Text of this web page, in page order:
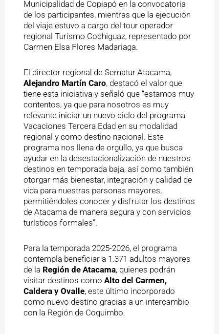
Municipalidad de Copiapó en la convocatoria
de los participantes, mientras que la ejecución
del viaje estuvo a cargo del tour operador
regional Turismo Cochiguaz, representado por
Carmen Elsa Flores Madariaga.
El director regional de Sernatur Atacama,
Alejandro Martín Caro, destacó el valor que
tiene esta iniciativa y señaló que “estamos muy
contentos, ya que para nosotros es muy
relevante iniciar un nuevo ciclo del programa
Vacaciones Tercera Edad en su modalidad
regional y como destino nacional. Este
programa nos llena de orgullo, ya que busca
ayudar en la desestacionalización de nuestros
destinos en temporada baja, así como también
otorgar más bienestar, integración y calidad de
vida para nuestras personas mayores,
permitiéndoles conocer y disfrutar los destinos
de Atacama de manera segura y con servicios
turísticos formales”.
Para la temporada 2025-2026, el programa
contempla beneficiar a 1.371 adultos mayores
de la Región de Atacama, quienes podrán
visitar destinos como Alto del Carmen,
Caldera y Ovalle, este último incorporado
como nuevo destino gracias a un intercambio
con la Región de Coquimbo.